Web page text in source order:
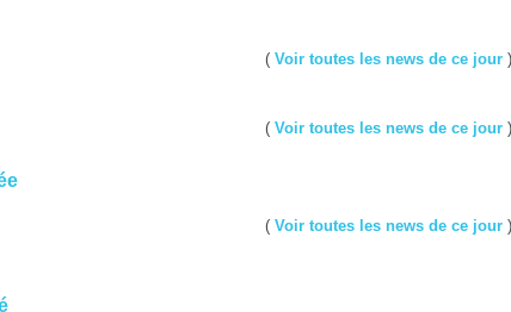
( Voir toutes les news de ce jour )
( Voir toutes les news de ce jour )
( Voir toutes les news de ce jour )